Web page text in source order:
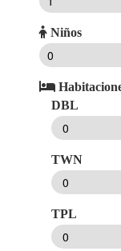
Niños
DBL
TWN
TPL